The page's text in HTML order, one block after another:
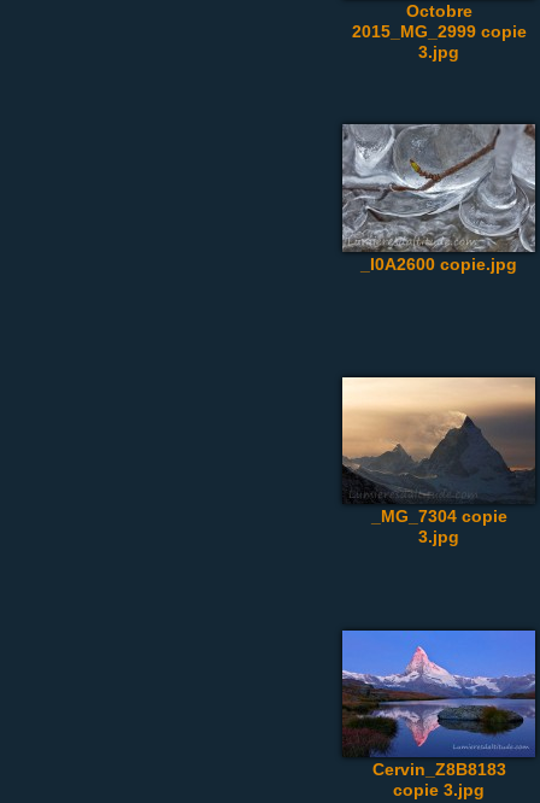
Octobre
2015_MG_2999 copie
3.jpg
_I0A2600 copie.jpg
_MG_7304 copie
3.jpg
Cervin_Z8B8183
copie 3.jpg